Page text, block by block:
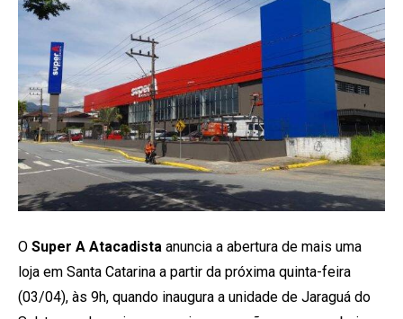
O Super A Atacadista anuncia a abertura de mais uma
loja em Santa Catarina a partir da próxima quinta-feira
(03/04), às 9h, quando inaugura a unidade de Jaraguá do